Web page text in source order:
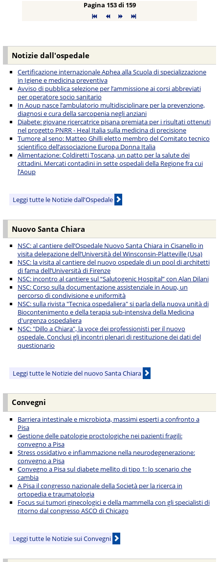
Pagina 153 di 159
Notizie dall'ospedale
Certificazione internazionale Aphea alla Scuola di specializzazione
in Igiene e medicina preventiva
Avviso di pubblica selezione per l’ammissione ai corsi abbreviati
per operatore socio sanitario
In Aoup nasce l’ambulatorio multidisciplinare per la prevenzione,
diagnosi e cura della sarcopenia negli anziani
Diabete: giovane ricercatrice pisana premiata per i risultati ottenuti
nel progetto PNRR - Heal Italia sulla medicina di precisione
Tumore al seno: Matteo Ghilli eletto membro del Comitato tecnico
scientifico dell’associazione Europa Donna Italia
Alimentazione: Coldiretti Toscana, un patto per la salute dei
cittadini. Mercati contadini in sette ospedali della Regione fra cui
l’Aoup
Leggi tutte le Notizie dall'Ospedale
Nuovo Santa Chiara
NSC: al cantiere dell’Ospedale Nuovo Santa Chiara in Cisanello in
visita delegazione dell’Università del Winsconsin-Platteville (Usa)
NSC: la visita al cantiere del nuovo ospedale di un pool di architetti
di fama dell’Università di Firenze
NSC: incontro al cantiere sul “Salutogenic Hospital” con Alan Dilani
NSC: Corso sulla documentazione assistenziale in Aoup, un
percorso di condivisione e uniformità
NSC: sulla rivista "Tecnica ospedaliera" si parla della nuova unità di
Biocontenimento e della terapia sub-intensiva della Medicina
d'urgenza ospedaliera
NSC: "Dillo a Chiara", la voce dei professionisti per il nuovo
ospedale. Conclusi gli incontri plenari di restituzione dei dati del
questionario
Leggi tutte le Notizie del nuovo Santa Chiara
Convegni
Barriera intestinale e microbiota, massimi esperti a confronto a
Pisa
Gestione delle patologie proctologiche nei pazienti fragili:
convegno a Pisa
Stress ossidativo e infiammazione nella neurodegenerazione:
convegno a Pisa
Convegno a Pisa sul diabete mellito di tipo 1: lo scenario che
cambia
A Pisa il congresso nazionale della Società per la ricerca in
ortopedia e traumatologia
Focus sui tumori ginecologici e della mammella con gli specialisti di
ritorno dal congresso ASCO di Chicago
Leggi tutte le Notizie sui Convegni